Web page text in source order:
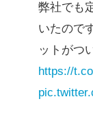
弊社でも
いたので
ットがつ
https://